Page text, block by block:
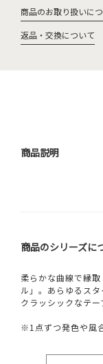
商品のお取り扱いに
返品・交換について
商品説明
商品のシリーズに
柔らかな曲線で縁
ル」。あらゆるス
クラッシックなテー
※1点ずつ発色や風